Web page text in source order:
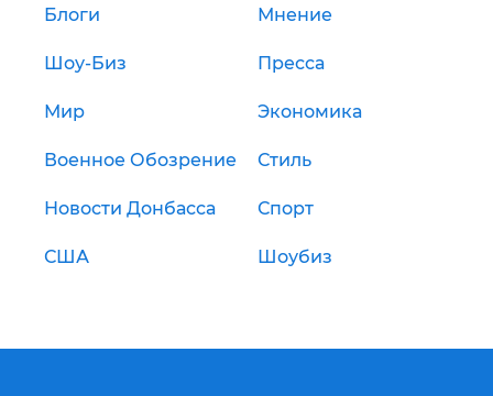
Блоги Мнение
Шоу-Биз Пресса
Мир Экономика
Военное Обозрение Стиль
Новости Донбасса Спорт
США Шоубиз